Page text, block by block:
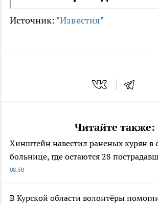
Источник: "Известия"
Читайте также:
Хинштейн навестил раненых курян в
больнице, где остаются 28
08:50
В Курской области волонтёры